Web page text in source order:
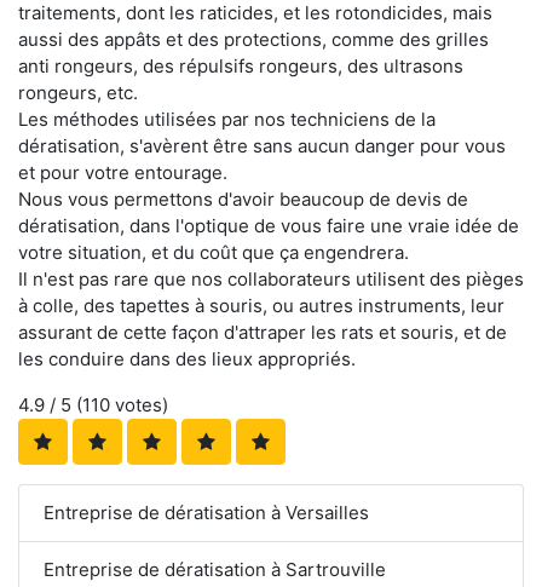
traitements, dont les raticides, et les rotondicides, mais
aussi des appâts et des protections, comme des grilles
anti rongeurs, des répulsifs rongeurs, des ultrasons
rongeurs, etc.
Les méthodes utilisées par nos techniciens de la
dératisation, s'avèrent être sans aucun danger pour vous
et pour votre entourage.
Nous vous permettons d'avoir beaucoup de devis de
dératisation, dans l'optique de vous faire une vraie idée de
votre situation, et du coût que ça engendrera.
Il n'est pas rare que nos collaborateurs utilisent des pièges
à colle, des tapettes à souris, ou autres instruments, leur
assurant de cette façon d'attraper les rats et souris, et de
les conduire dans des lieux appropriés.
4.9 / 5 (110 votes)
Entreprise de dératisation à Versailles
Entreprise de dératisation à Sartrouville